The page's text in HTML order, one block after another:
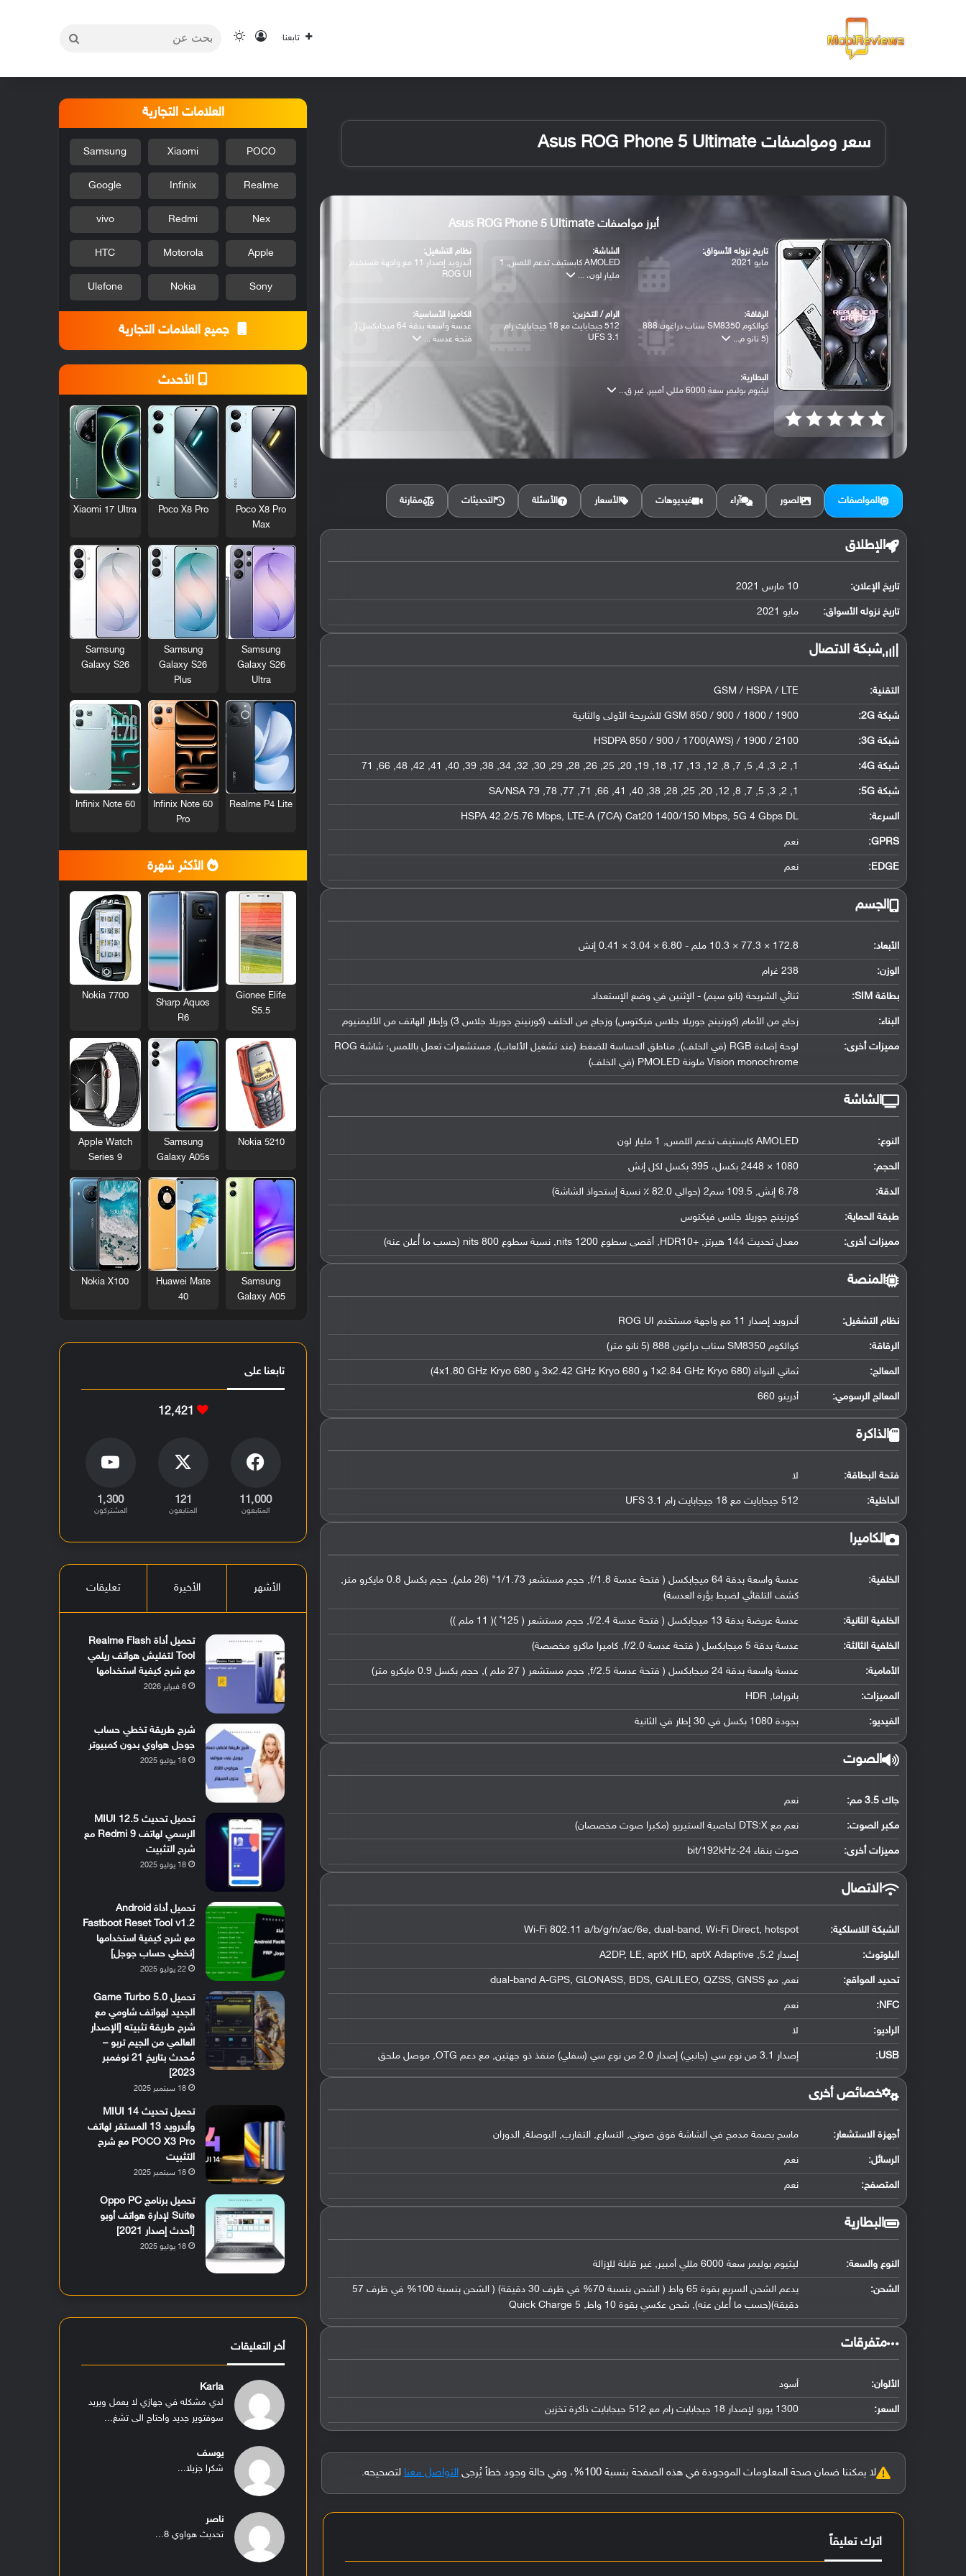
تابعنا تسجيل الدخول
الوضع المظلم
سعر ومواصفات Asus ROG Phone 5 Ultimate
أبرز مواصفات Asus ROG Phone 5 Ultimate
تاريخ نزوله الأسواق:
مايو 2021
الشاشة:
AMOLED كابستيف تدعم اللمس, 1
مليار لون، ...
نظام التشغيل:
أندرويد إصدار 11 مع واجهة مستخدم
ROG UI
الرقاقة:
كوالكوم SM8350 سناب دراغون 888
(5 نانو م...
الرام / التخزين:
512 جيجابايت مع 18 جيجابايت رام
UFS 3.1
الكاميرا الأساسية:
عدسة واسعة بدقة 64 ميجابكسل (
فتحة عدسة ...
البطارية:
ليثيوم بوليمر سعة 6000 مللي أمبير, غير ق...
المواصفات الصور آراء فيديوهات الأسعار الأسئلة التحديثات مقارنة
الإطلاق
تاريخ الإعلان: 10 مارس 2021
تاريخ نزوله الأسواق: مايو 2021
شبكة الاتصال
التقنية: GSM / HSPA / LTE
شبكة 2G: GSM 850 / 900 / 1800 / 1900 للشريحة الأولى والثانية
شبكة 3G :
HSDPA 850 / 900 / 1700(AWS) / 1900 / 2100
شبكة 4G :
1, 2, 3, 4, 5, 7, 8, 12, 13, 17, 18, 19, 20, 25, 26, 28, 29, 30, 32, 34, 38, 39, 40, 41, 42, 48, 66, 71
شبكة 5G :
1, 2, 3, 5, 7, 8, 12, 20, 25, 28, 38, 40, 41, 66, 71, 77, 78, 79 SA/NSA
السرعة: HSPA 42.2/5.76 Mbps, LTE-A (7CA) Cat20 1400/150 Mbps, 5G 4 Gbps DL
GPRS: نعم
EDGE: نعم
الجسم
الأبعاد: 172.8 × 77.3 × 10.3 ملم - 6.80 × 3.04 × 0.41 إنش
الوزن: 238 غرام
بطاقة SIM: ثنائي الشريحة (نانو سيم) - الإثنين في وضع الإستعداد
البناء: زجاج من الأمام (كورنينج جوريلا جلاس فيكتوس) وزجاج من الخلف (كورنينج جوريلا جلاس 3) وإطار الهاتف من الأليمنيوم
مميزات أخرى:
لوحة إضاءة RGB (في الخلف), مناطق الحساسة للضغط (عند تشغيل الألعاب), مستشعرات تعمل باللمس؛ شاشة ROG
Vision monochrome ملونة PMOLED (في الخلف)
الشاشة
النوع: AMOLED كابستيف تدعم اللمس, 1 مليار لون
الحجم: 1080 × 2448 بكسل، 395 بكسل لكل إنش
الدقة: 6.78 إنش, 109.5 سم2 (حوالي 82.0 ٪ نسبة إستحواذ الشاشة)
طبقة الحماية: كورنينج جوريلا جلاس فيكتوس
مميزات أخرى: معدل تحديث 144 هيرتز, +HDR10, أقصى سطوع 1200 nits, نسبة سطوع 800 nits (حسب ما أُعلن عنه)
المنصة
نظام التشغيل: أندرويد إصدار 11 مع واجهة مستخدم ROG UI
الرقاقة: كوالكوم SM8350 سناب دراغون 888 (5 نانو متر)
المعالج: ثماني النواة (1x2.84 GHz Kryo 680 و 3x2.42 GHz Kryo 680 و 4x1.80 GHz Kryo 680)
المعالج الرسومي: أدرينو 660
الذاكرة
فتحة البطاقة: لا
الداخلية: 512 جيجابايت مع 18 جيجابايت رام UFS 3.1
الكاميرا
الخلفية:
عدسة واسعة بدقة 64 ميجابكسل ( فتحة عدسة f/1.8, حجم مستشعر 1/1.73" (26 ملم), حجم بكسل 0.8 مايكرو متر,
كشف التلقائي لضبط بؤرة العدسة)
الخلفية الثانية: عدسة عريضة بدقة 13 ميجابكسل ( فتحة عدسة f/2.4, حجم مستشعر ( 125˚ )( 11 ملم ))
الخلفية الثالثة: عدسة بدقة 5 ميجابكسل ( فتحة عدسة f/2.0, كاميرا ماكرو مخصصة)
الأمامية: عدسة واسعة بدقة 24 ميجابكسل ( فتحة عدسة f/2.5, حجم مستشعر ( 27 ملم ), حجم بكسل 0.9 مايكرو متر)
المميزات: بانوراما, HDR
الفيديو: بجودة 1080 بكسل في 30 إطار في الثانية
الصوت
جاك 3.5 مم: نعم
مكبر الصوت: نعم مع DTS:X لخاصية الستيريو (مكبرا صوت مخصصان)
مميزات أخرى: صوت بنقاء 24-bit/192kHz
الاتصال
الشبكة اللاسلكية: Wi-Fi 802.11 a/b/g/n/ac/6e, dual-band, Wi-Fi Direct, hotspot
البلوتوث: إصدار 5.2, A2DP, LE, aptX HD, aptX Adaptive
تحديد المواقع: نعم, مع dual-band A-GPS, GLONASS, BDS, GALILEO, QZSS, GNSS
NFC
: نعم
الراديو: لا
USB
: إصدار 3.1 من نوع سي (جانبي) إصدار 2.0 من نوع سي (سفلي) منفذ ذو جهتين, مع دعم OTG, موصل ملحق
خصائص أخرى
أجهزة الاستشعار: ماسح بصمة مدمج في الشاشة فوق صوتي, التسارع, التقارب, البوصلة, الدوران
الرسائل: نعم
المتصفح: نعم
البطارية
النوع والسعة: ليثيوم بوليمر سعة 6000 مللي أمبير, غير قابلة للإزالة
الشحن:
يدعم الشحن السريع بقوة 65 واط ( الشحن بنسبة 70% في ظرف 30 دقيقة) ( الشحن بنسبة 100% في ظرف 57
دقيقة)(حسب ما أُعلن عنه), شحن عكسي بقوة 10 واط, Quick Charge 5
‏متفرقات‏
الألوان: أسود
السعر: 1300 يورو لإصدار 18 جيجابايت رام مع 512 جيجابايت ذاكرة تخزين
لا يمكننا ضمان صحة المعلومات الموجودة في هذه الصفحة بنسبة 100%، وفي حالة وجود خطأ يُرجى التواصل معنا لتصحيحه.
اترك تعليقاً
العلامات التجارية
POCO
Xiaomi
Samsung
Realme
Infinix
Google
Nex
Redmi
vivo
Apple
Motorola
HTC
Sony
Nokia
Ulefone
جميع العلامات التجارية
الأحدث
Poco X8 Pro
Max
Poco X8 Pro
Xiaomi 17 Ultra
Samsung
Galaxy S26
Ultra
Samsung
Galaxy S26
Plus
Samsung
Galaxy S26
Realme P4 Lite
Infinix Note 60
Pro
Infinix Note 60
الأكثر شهرة
Gionee Elife
S5.5
Sharp Aquos
R6
Nokia 7700
Nokia 5210
Samsung
Galaxy A05s
Apple Watch
Series 9
Samsung
Galaxy A05
Huawei Mate
40
Nokia X100
تابعنا على
12٬421
11٬000
المتابعون
121
المتابعون
1٬300
المشتركون
الأشهر الأخيرة تعليقات
تحميل أداة Realme Flash
Tool لتفليش هواتف ريلمي
مع شرح كيفية استخدامها
8 فبراير 2026
شرح طريقة تخطي حساب
جوجل هواوي بدون كمبيوتر
18 يوليو 2025
تحميل تحديث MIUI 12.5
الرسمي لهاتف Redmi 9 مع
شرح التثبيت
18 يوليو 2025
تحميل أداة Android
Fastboot Reset Tool v1.2
مع شرح كيفية استخدامها
[تخطي حساب جوجل]
22 يوليو 2025
تحميل Game Turbo 5.0
الجديد لهواتف شاومي مع
شرح طريقة تثبيته [الإصدار
العالمي من الجيم تربو –
مُحدث بتاريخ 21 نوفمبر
2023]
18 سبتمبر 2025
تحميل تحديث MIUI 14
وأندرويد 13 المستقر لهاتف
POCO X3 Pro مع شرح
التثبيت
18 سبتمبر 2025
تحميل برنامج Oppo PC
Suite لإدارة هواتف أوبو
[أحدث إصدار 2021]
18 يوليو 2025
أخر التعليقات
Karla
لدي مشكله في جهازي لا يعمل ويريد
سوفتوير جديد واحتاج الى تشغ...
يوسف
شكرا جزيلا...
ناصر
تحديث هواوي 8...